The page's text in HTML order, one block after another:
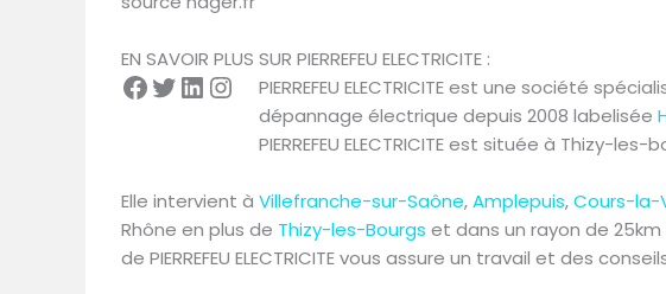
EN SAVOIR PLUS SUR PIERREFEU ELECTRICITE :
PIERREFEU ELECTRICITE est une société
dépannage électrique depuis 2008 labelisée
PIERREFEU ELECTRICITE est située à Thizy-
Elle intervient à Villefranche-sur-Saône,Amplepuis,Cours-la-
Rhône en plus de Thizy-les-Bourgs et dans un rayon de
de PIERREFEU ELECTRICITE vous assure un travail et des